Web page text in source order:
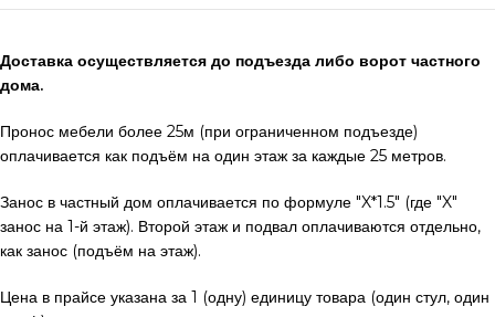
Доставка осуществляется до подъезда либо ворот частного
дома.
Пронос мебели более 25м (при ограниченном подъезде)
оплачивается как подъём на один этаж за каждые 25 метров.
Занос в частный дом оплачивается по формуле "X*1.5" (где "X"
занос на 1-й этаж). Второй этаж и подвал оплачиваются отдельно,
как занос (подъём на этаж).
Цена в прайсе указана за 1 (одну) единицу товара (один стул, один